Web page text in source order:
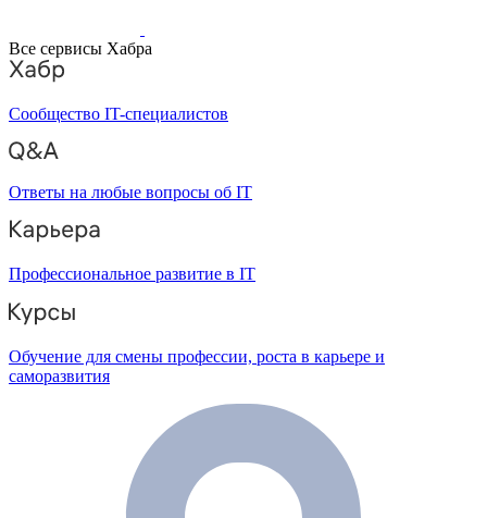
Все сервисы Хабра
Сообщество IT-специалистов
Ответы на любые вопросы об IT
Профессиональное развитие в IT
Обучение для смены профессии, роста в карьере и
саморазвития